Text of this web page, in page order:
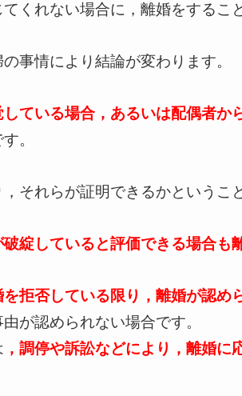
くれない場合に，離婚をするこ
事情により結論が変わります。
ている場合，あるいは配偶者か
す。
それらが証明できるかというこ
破綻していると評価できる場合も
拒否している限り，離婚が認め
が認められない場合です。
，調停や訴訟などにより，離婚に